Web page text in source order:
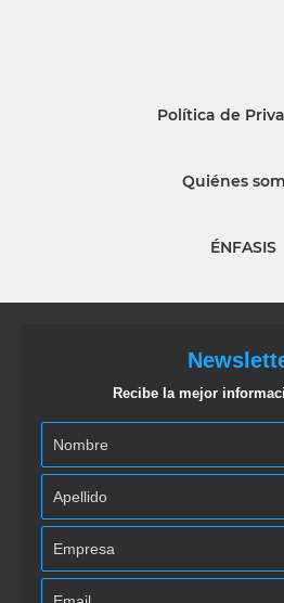
Política de
Quiénes
ÉNFASIS
Recibe la mejor